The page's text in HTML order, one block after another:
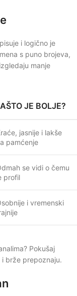
i logično je
s puno brojeva,
manje
JE BOLJE?
jasnije i lakše
pamćenje
se vidi o čemu
profil
i vremenski
Pokušaj
brže prepoznaju.